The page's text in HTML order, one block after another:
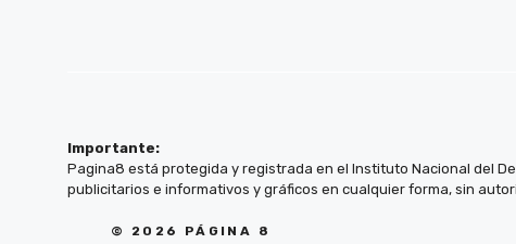
Importante:
Pagina8 está protegida y registrada en el Instituto Nacional del
publicitarios e informativos y gráficos en cualquier forma, sin
© 2026 PÁGINA 8